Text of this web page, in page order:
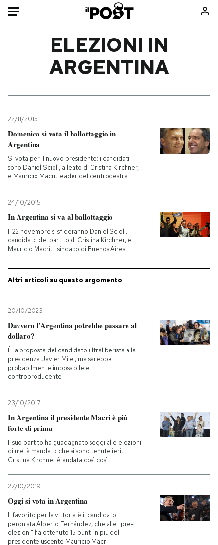
Mondo
Tecnologia
Internet
Cultura
Economia
Libri
Ok Boomer!
Europa
Altrecose
PODCAST
NEWSLETTER
I MIEI PREFERITI
SHOP
CALENDARIO
Entra
ELEZIONI IN
ARGENTINA
22/11/2015
Domenica si vota il ballottaggio in
Argentina
Si vota per il nuovo presidente: i candidati
sono Daniel Scioli, alleato di Cristina Kirchner,
e Mauricio Macri, leader del centrodestra
24/10/2015
In Argentina si va al ballottaggio
Il 22 novembre si sfideranno Daniel Scioli,
candidato del partito di Cristina Kirchner, e
Mauricio Macri, il sindaco di Buenos Aires
Altri articoli su questo argomento
20/10/2023
Davvero l’Argentina potrebbe passare al
dollaro?
È la proposta del candidato ultraliberista alla
presidenza Javier Milei, ma sarebbe
probabilmente impossibile e
controproducente
23/10/2017
In Argentina il presidente Macri è più
forte di prima
Il suo partito ha guadagnato seggi alle elezioni
di metà mandato che si sono tenute ieri,
Cristina Kirchner è andata così così
27/10/2019
Oggi si vota in Argentina
Il favorito per la vittoria è il candidato
peronista Alberto Fernández, che alle "pre-
elezioni" ha ottenuto 15 punti in più del
presidente uscente Mauricio Macri